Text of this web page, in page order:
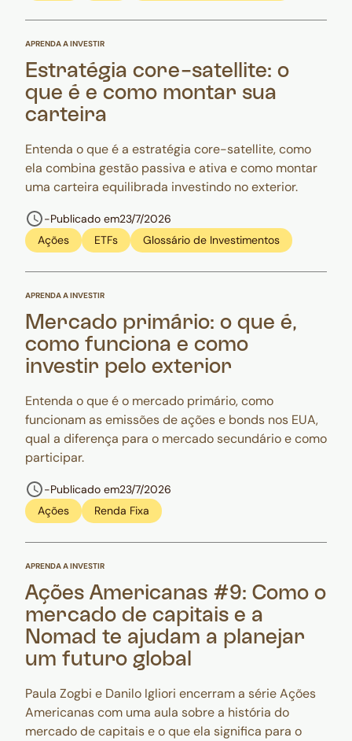
APRENDA A INVESTIR
Estratégia core-satellite: o
que é e como montar sua
carteira
Entenda o que é a estratégia core-satellite, como
ela combina gestão passiva e ativa e como montar
uma carteira equilibrada investindo no exterior.
-Publicado em23/7/2026
Ações
ETFs Glossário de Investimentos
APRENDA A INVESTIR
Mercado primário: o que é,
como funciona e como
investir pelo exterior
Entenda o que é o mercado primário, como
funcionam as emissões de ações e bonds nos EUA,
qual a diferença para o mercado secundário e como
participar.
-Publicado em23/7/2026
Ações
Renda Fixa
APRENDA A INVESTIR
Ações Americanas #9: Como o
mercado de capitais e a
Nomad te ajudam a planejar
um futuro global
Paula Zogbi e Danilo Igliori encerram a série Ações
Americanas com uma aula sobre a história do
mercado de capitais e o que ela significa para o